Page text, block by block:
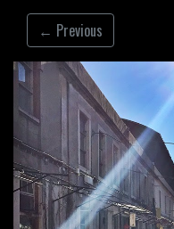
← Previous